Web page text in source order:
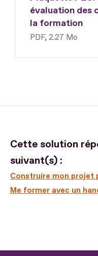
évaluation des
la formation
PDF, 2.27 Mo
Cette solution
suivant(s) :
Construire mon projet
Me former avec un